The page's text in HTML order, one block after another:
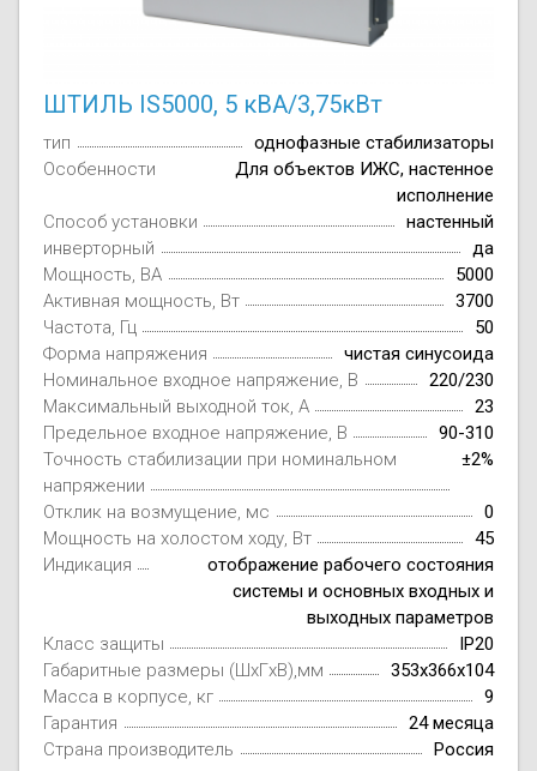
ШТИЛЬ IS5000, 5 кВА/3,75кВт
тип
однофазные стабилизаторы
Особенности
Для объектов ИЖС, настенное
исполнение
Способ установки
настенный
инверторный
да
Мощность, ВА
5000
Активная мощность, Вт
3700
Частота, Гц
50
Форма напряжения
чистая синусоида
Номинальное входное напряжение, В
220/230
Максимальный выходной ток, А
23
Предельное входное напряжение, В
90-310
Точность стабилизации при номинальном
напряжении
±2%
Отклик на возмущение, мс
0
Мощность на холостом ходу, Вт
45
Индикация
отображение рабочего состояния
системы и основных входных и
выходных параметров
Класс защиты
IP20
Габаритные размеры (ШxГxВ),мм
353x366x104
Масса в корпусе, кг
9
Гарантия
24 месяца
Страна производитель
Россия